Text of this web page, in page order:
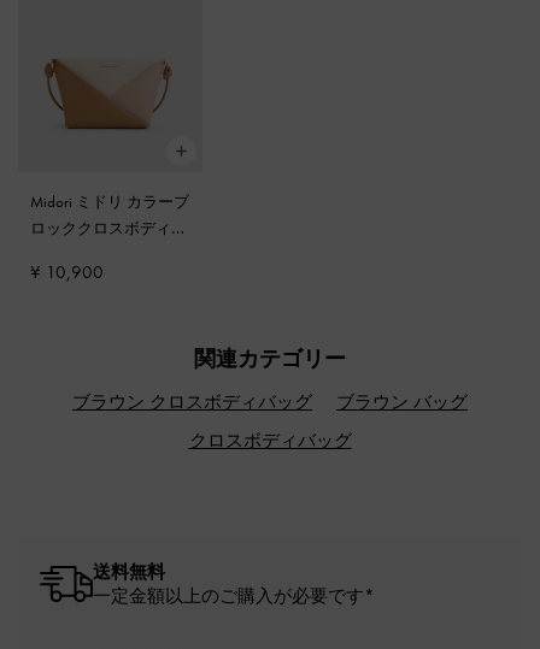
Midori ミドリ カラーブ
ロッククロスボディー
¥ 10,900
関連カテゴリー
ブラウン クロスボディバッグ
ブラウン バッグ
クロスボディバッグ
送料無料
一定金額以上のご購入が必要です*